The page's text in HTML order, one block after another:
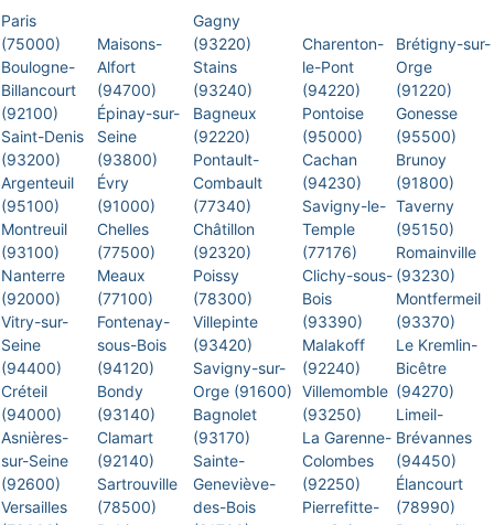
Paris
(75000)
Boulogne-
Billancourt
(92100)
Saint-Denis
(93200)
Argenteuil
(95100)
Montreuil
(93100)
Nanterre
(92000)
Vitry-sur-
Seine
(94400)
Créteil
(94000)
Asnières-
sur-Seine
(92600)
Versailles
Maisons-
Alfort
(94700)
Épinay-sur-
Seine
(93800)
Évry
(91000)
Chelles
(77500)
Meaux
(77100)
Fontenay-
sous-Bois
(94120)
Bondy
(93140)
Clamart
(92140)
Sartrouville
(78500)
Gagny
(93220)
Stains
(93240)
Bagneux
(92220)
Pontault-
Combault
(77340)
Châtillon
(92320)
Poissy
(78300)
Villepinte
(93420)
Savigny-sur-
Orge (91600)
Bagnolet
(93170)
Sainte-
Geneviève-
des-Bois
Charenton-
le-Pont
(94220)
Pontoise
(95000)
Cachan
(94230)
Savigny-le-
Temple
(77176)
Clichy-sous-
Bois
(93390)
Malakoff
(92240)
Villemomble
(93250)
La Garenne-
Colombes
(92250)
Pierrefitte-
Brétigny-sur-
Orge
(91220)
Gonesse
(95500)
Brunoy
(91800)
Taverny
(95150)
Romainville
(93230)
Montfermeil
(93370)
Le Kremlin-
Bicêtre
(94270)
Limeil-
Brévannes
(94450)
Élancourt
(78990)